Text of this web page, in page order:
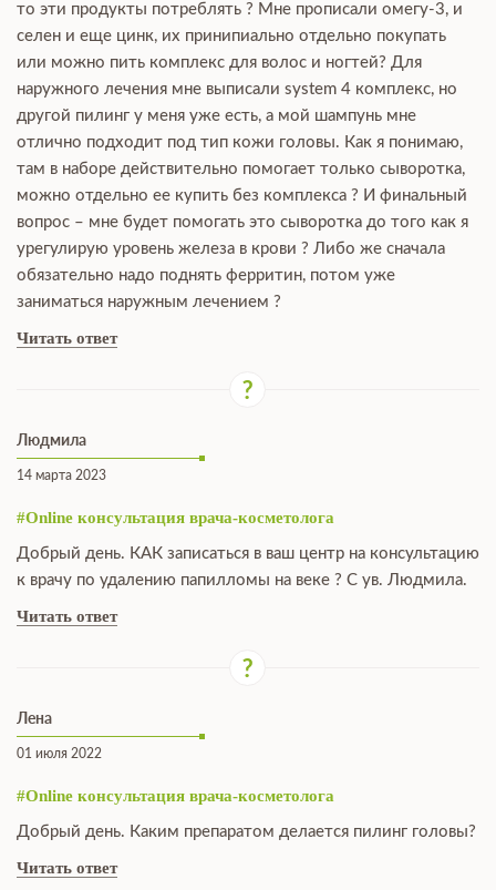
то эти продукты потреблять ? Мне прописали омегу-3, и
селен и еще цинк, их принипиально отдельно покупать
или можно пить комплекс для волос и ногтей? Для
наружного лечения мне выписали system 4 комплекс, но
другой пилинг у меня уже есть, а мой шампунь мне
отлично подходит под тип кожи головы. Как я понимаю,
там в наборе действительно помогает только сыворотка,
можно отдельно ее купить без комплекса ? И финальный
вопрос – мне будет помогать это сыворотка до того как я
урегулирую уровень железа в крови ? Либо же сначала
обязательно надо поднять ферритин, потом уже
заниматься наружным лечением ?
Читать ответ
Людмила
14 марта 2023
#Online консультация врача-косметолога
Добрый день. КАК записаться в ваш центр на консультацию
к врачу по удалению папилломы на веке ? С ув. Людмила.
Читать ответ
Лена
01 июля 2022
#Online консультация врача-косметолога
Добрый день. Каким препаратом делается пилинг головы?
Читать ответ